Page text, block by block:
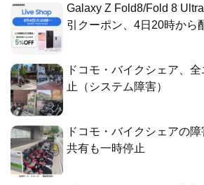
Galaxy Z Fold8/Fold 8
引クーポン、4日20時から
ドコモ・バイクシェア、
止（システム障害）
ドコモ・バイクシェアの
共有も一時停止